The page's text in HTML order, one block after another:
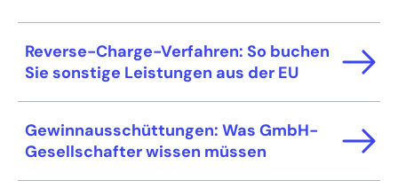
Reverse-Charge-Verfahren: So buchen
Sie sonstige Leistungen aus der EU
Gewinnausschüttungen: Was GmbH-
Gesellschafter wissen müssen